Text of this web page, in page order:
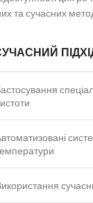
та сучасних